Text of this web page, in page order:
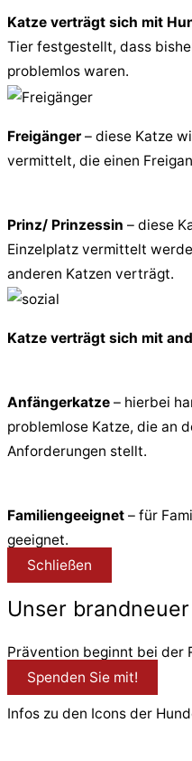
Katze verträgt sich mit
Tier festgestellt, dass
problemlos waren.
Freigänger – diese Katze
vermittelt, die einen
Prinz/ Prinzessin – diese
Einzelplatz vermittelt
anderen Katzen verträgt.
Katze verträgt sich mit
Anfängerkatze – hierbei
problemlose Katze, die an
Anforderungen stellt.
Familiengeeignet – für
geeignet.
Schließen
Unser
Prävention beginnt bei der
Spenden Sie mit!
Infos zu den Icons der